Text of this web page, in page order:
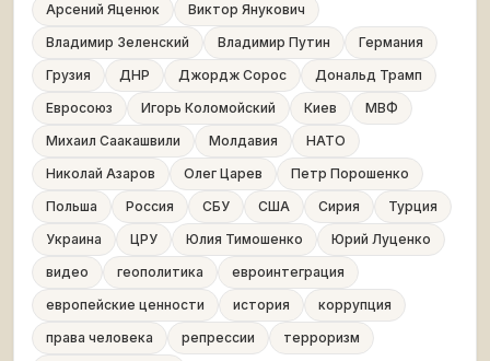
Арсений Яценюк
Виктор Янукович
Владимир Зеленский
Владимир Путин
Германия
Грузия
ДНР Джордж Сорос
Дональд Трамп
Евросоюз
Игорь Коломойский Киев
МВФ
Михаил Саакашвили
Молдавия
НАТО
Николай Азаров
Олег Царев
Петр Порошенко
Польша
Россия СБУ США Сирия
Турция
Украина
ЦРУ Юлия Тимошенко
Юрий Луценко
видео
геополитика
евроинтеграция
европейские ценности
история
коррупция
права человека
репрессии
терроризм